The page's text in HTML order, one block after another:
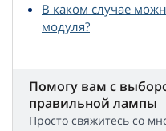
В каком случае
модуля?
Помогу вам с
правильной лампы
Просто свяжитесь со